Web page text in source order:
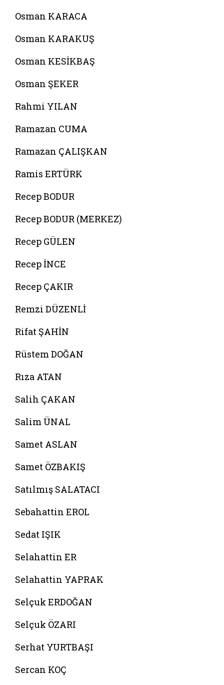
Osman KARACA
Osman KARAKUŞ
Osman KESİKBAŞ
Osman ŞEKER
Rahmi YILAN
Ramazan CUMA
Ramazan ÇALIŞKAN
Ramis ERTÜRK
Recep BODUR
Recep BODUR (MERKEZ)
Recep GÜLEN
Recep İNCE
Recep ÇAKIR
Remzi DÜZENLİ
Rifat ŞAHİN
Rüstem DOĞAN
Rıza ATAN
Salih ÇAKAN
Salim ÜNAL
Samet ASLAN
Samet ÖZBAKIŞ
Satılmış SALATACI
Sebahattin EROL
Sedat IŞIK
Selahattin ER
Selahattin YAPRAK
Selçuk ERDOĞAN
Selçuk ÖZARI
Serhat YURTBAŞI
Sercan KOÇ